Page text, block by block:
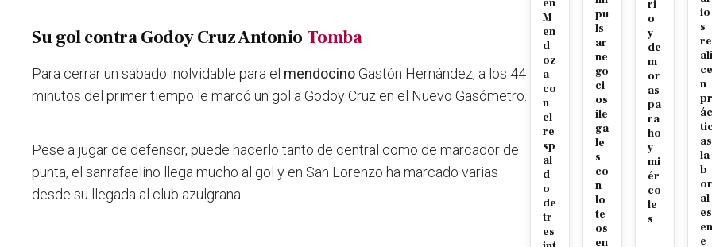
Su gol contra Godoy Cruz Antonio Tomba
Para cerrar un sábado inolvidable para el mendocinoGastón Hernández, a los 44
minutos del primer tiempo le marcó un gol a Godoy Cruz en el Nuevo Gasómetro.
Pese a jugar de defensor, puede hacerlo tanto de central como de marcador de
punta, el sanrafaelino llega mucho al gol y en San Lorenzo ha marcado varias
desde su llegada al club azulgrana.
en
M
en
d
oz
a
co
n
el
re
sp
al
d
o
de
tr
es
pu
ls
ar
ne
go
ci
os
ile
ga
le
s
co
n
lo
te
os
en
ri
o
y
de
m
or
as
pa
ra
ho
y
mi
ér
co
le
s
io
s
re
ali
ce
n
pr
ác
as
la
b
or
al
es
en
e